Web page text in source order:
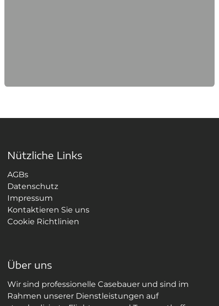
Nützliche Links
AGBs
Datenschutz
Impressum
Kontaktieren Sie uns
Cookie Richtlinien
Über uns
Wir sind professionelle Casebauer und sind im
Rahmen unserer Dienstleistungen auf